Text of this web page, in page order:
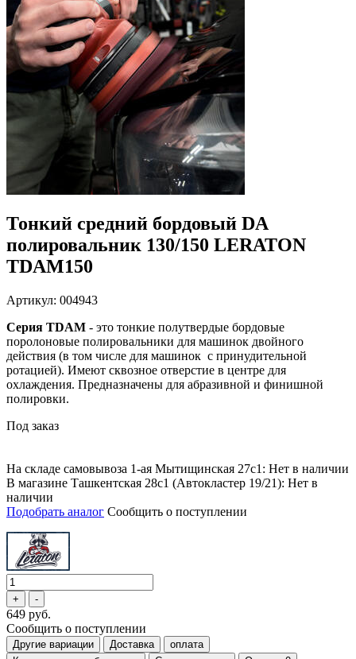
Тонкий средний бордовый DA
полировальник 130/150 LERATON
TDAM150
Артикул: 004943
Серия TDAM - это тонкие полутвердые бордовые
поролоновые полировальники для машинок двойного
действия (в том числе для машинок с принудительной
ротацией). Имеют сквозное отверстие в центре для
охлаждения. Предназначены для абразивной и финишной
полировки.
Под заказ
На складе самовывоза 1-ая Мытищинская 27с1: Нет в наличии
В магазине Ташкентская 28с1 (Автокластер 19/21): Нет в
наличии
Подобрать аналог Сообщить о поступлении
649 руб.
Сообщить о поступлении
Другие вариации Доставка
оплата